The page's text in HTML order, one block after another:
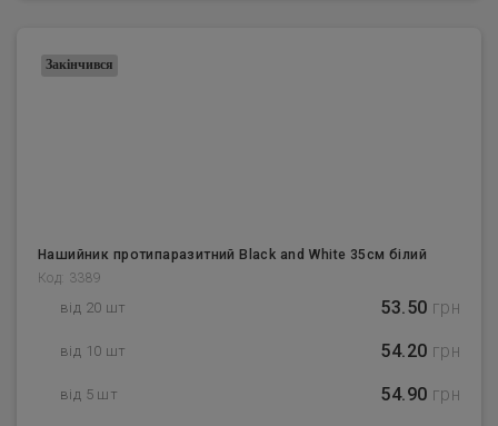
Нашийник протипаразитний Black and White 35см білий
Код: 3389
від 20 шт 53.50 грн
від 10 шт 54.20 грн
від 5 шт 54.90 грн
Закінчився